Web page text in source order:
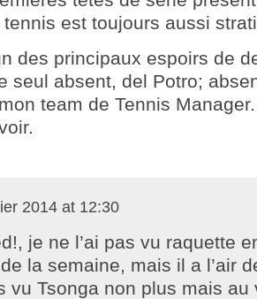
tennis est toujours aussi
des principaux espoirs de
seul absent, del Potro;
team de Tennis
2014 at 12:30
je ne l’ai pas vu raquette
la semaine, mais il a l’air
vu Tsonga non plus mais